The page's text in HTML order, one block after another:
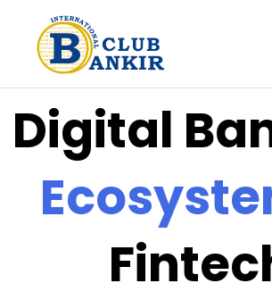
Digital